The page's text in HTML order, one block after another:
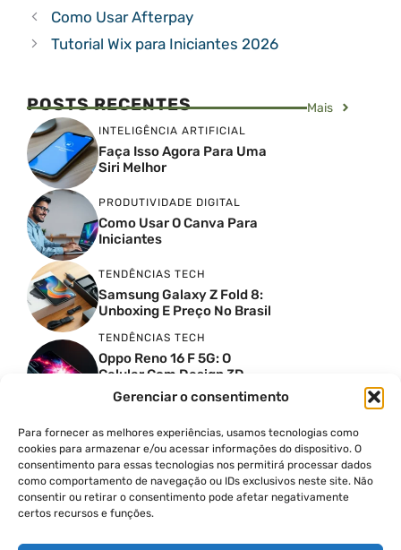
Gerenciar o consentimento
Para fornecer as melhores experiências, usamos tecnologias como
cookies para armazenar e/ou acessar informações do dispositivo. O
consentimento para essas tecnologias nos permitirá processar dados
como comportamento de navegação ou IDs exclusivos neste site. Não
consentir ou retirar o consentimento pode afetar negativamente
certos recursos e funções.
Como Usar Afterpay
Tutorial Wix para Iniciantes 2026
POSTS RECENTES Mais
INTELIGÊNCIA ARTIFICIAL
Faça Isso Agora Para Uma
Siri Melhor
PRODUTIVIDADE DIGITAL
Como Usar O Canva Para
Iniciantes
TENDÊNCIAS TECH
Samsung Galaxy Z Fold 8:
Unboxing E Preço No Brasil
TENDÊNCIAS TECH
Oppo Reno 16 F 5G: O
Celular Com Design 3D
Surreal E Câmeras De 50
MP
PRODUTIVIDADE DIGITAL
Faca Isso Agora Para Uma
Siri Melhor
INSIGHTS & OPINIÃO
A Guerra Dos Datacenters: